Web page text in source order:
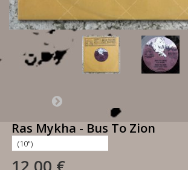
Ras Mykha - Bus To Zion